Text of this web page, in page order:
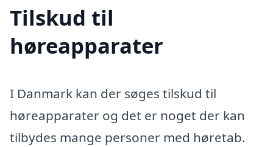
Tilskud til
høreapparater
I Danmark kan der søges tilskud til
høreapparater og det er noget der kan
tilbydes mange personer med høretab.